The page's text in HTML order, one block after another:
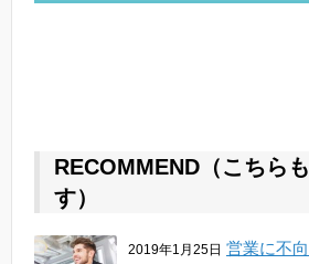
RECOMMEND（こちら
す）
2019年1月25日 営業に不